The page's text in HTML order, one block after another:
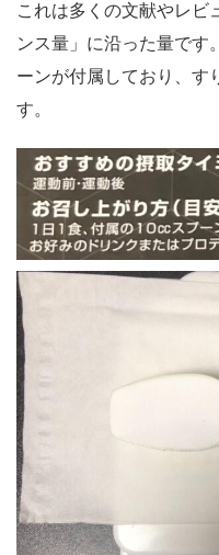
これは多くの文献やレビ
ンス量」に沿った量です
ーンが付属しており、す
す。